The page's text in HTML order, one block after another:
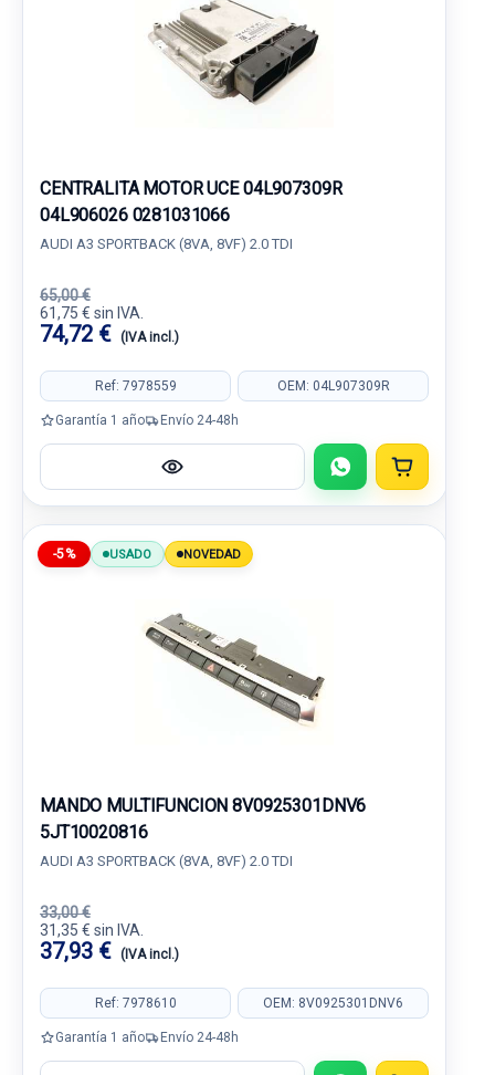
CENTRALITA MOTOR UCE 04L907309R
04L906026 0281031066
AUDI A3 SPORTBACK (8VA, 8VF) 2.0 TDI
65,00 €
61,75 € sin IVA.
74,72 € (IVA incl.)
Ref: 7978559 OEM: 04L907309R
Garantía 1 año Envío 24-48h
-5% USADO NOVEDAD
MANDO MULTIFUNCION 8V0925301DNV6
5JT10020816
AUDI A3 SPORTBACK (8VA, 8VF) 2.0 TDI
33,00 €
31,35 € sin IVA.
37,93 € (IVA incl.)
Ref: 7978610 OEM: 8V0925301DNV6
Garantía 1 año Envío 24-48h